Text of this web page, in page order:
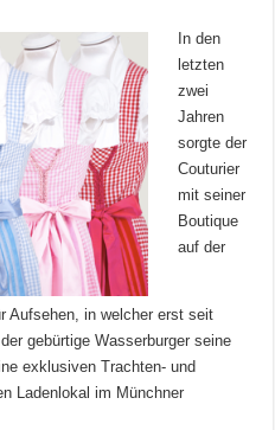
In den
letzten
zwei
Jahren
sorgte der
Couturier
mit seiner
Boutique
auf der
Aufsehen, in welcher erst seit
gebürtige Wasserburger seine
exklusiven Trachten- und
Ladenlokal im Münchner